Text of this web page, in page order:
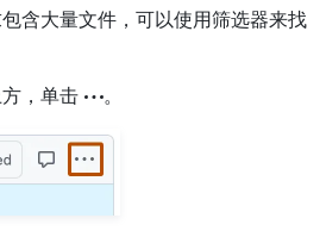
含大量文件，可以使用筛选器来找
，单击
。